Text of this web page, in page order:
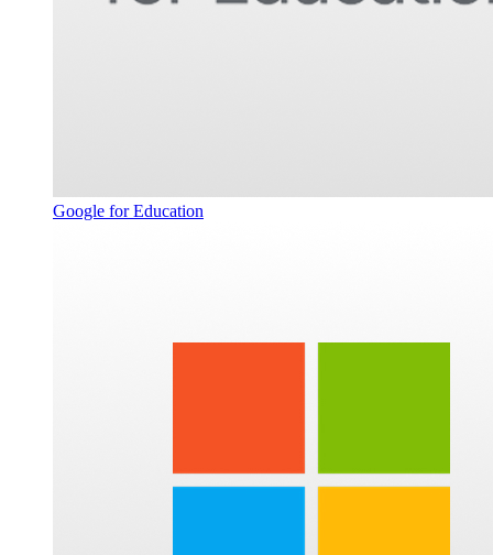
Google for Education